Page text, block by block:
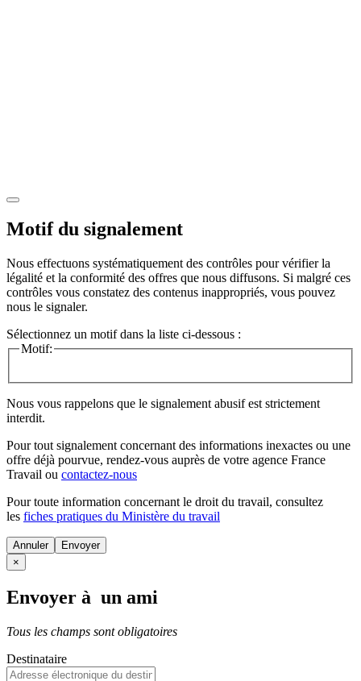
Motif du signalement
Nous effectuons systématiquement des contrôles pour vérifier la
légalité et la conformité des offres que nous diffusons. Si malgré ces
contrôles vous constatez des contenus inappropriés, vous pouvez
nous le signaler.
Sélectionnez un motif dans la liste ci-dessous :
Motif:
Nous vous rappelons que le signalement abusif est strictement
interdit.
Pour tout signalement concernant des informations inexactes ou une
offre déjà pourvue, rendez-vous auprès de votre agence France
Travail ou contactez-nous
Pour toute information concernant le droit du travail, consultez
les fiches pratiques du Ministère du travail
Annuler
×
Envoyer à un ami
Tous les champs sont obligatoires
Destinataire